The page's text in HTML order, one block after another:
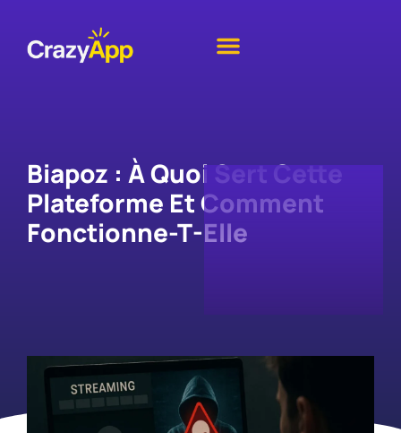
Biapoz : À Quoi Sert Cette
Plateforme Et Comment
Fonctionne-T-Elle